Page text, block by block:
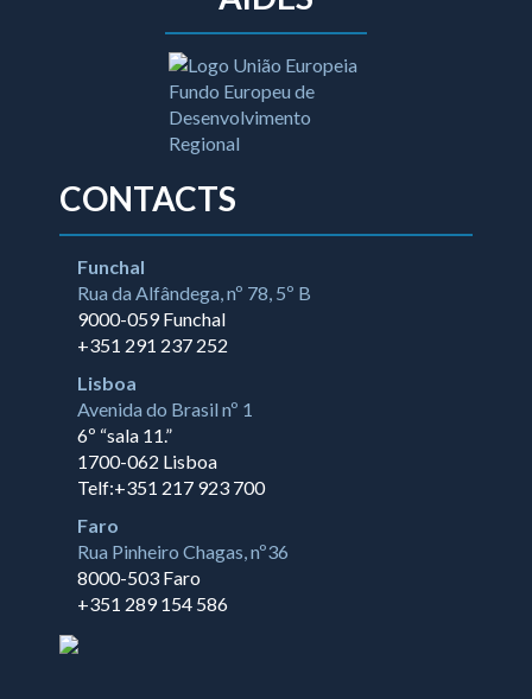
CONTACTS
Funchal
Rua da Alfândega, nº 78, 5º B
9000-059 Funchal
+351 291 237 252
Lisboa
Avenida do Brasil nº 1
6º “sala 11.”
1700-062 Lisboa
Telf:+351 217 923 700
Faro
Rua Pinheiro Chagas, nº36
8000-503 Faro
+351 289 154 586